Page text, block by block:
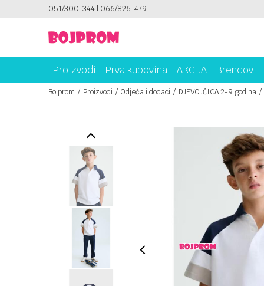
051/300-344 | 066/826-479PLATI UNICREDIT KARTICOM NA RATE!
Proizvodi Prva kupovina AKCIJA Brendovi
Bojprom Proizvodi Odjeća i dodaci DJEVOJČICA 2-9 godina